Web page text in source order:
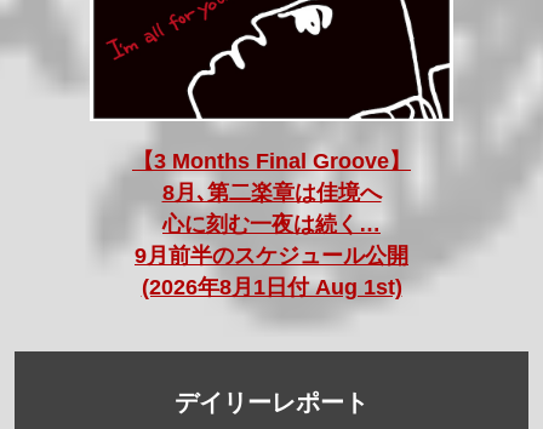
【3 Months Final Groove】
8月､第二楽章は佳境へ
心に刻む一夜は続く…
9月前半のスケジュール公開
(2026年8月1日付 Aug 1st)
デイリーレポート